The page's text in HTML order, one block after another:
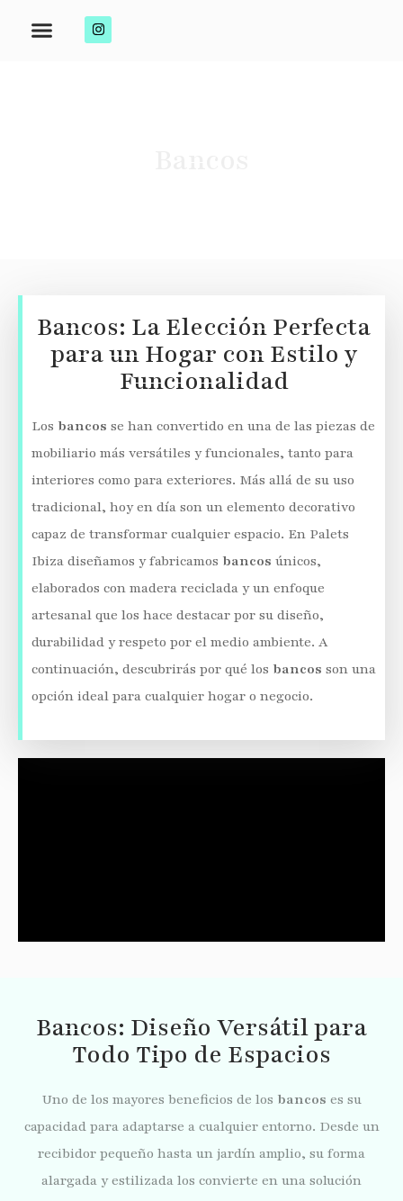
Bancos: La Elección Perfecta
para un Hogar con Estilo y
Funcionalidad
Los bancos se han convertido en una de las piezas de
mobiliario más versátiles y funcionales, tanto para
interiores como para exteriores. Más allá de su uso
tradicional, hoy en día son un elemento decorativo
capaz de transformar cualquier espacio. En Palets
Ibiza diseñamos y fabricamos bancos únicos,
elaborados con madera reciclada y un enfoque
artesanal que los hace destacar por su diseño,
durabilidad y respeto por el medio ambiente. A
continuación, descubrirás por qué los bancos son una
opción ideal para cualquier hogar o negocio.
Bancos: Diseño Versátil para
Todo Tipo de Espacios
Uno de los mayores beneficios de los bancos es su
capacidad para adaptarse a cualquier entorno. Desde un
recibidor pequeño hasta un jardín amplio, su forma
alargada y estilizada los convierte en una solución